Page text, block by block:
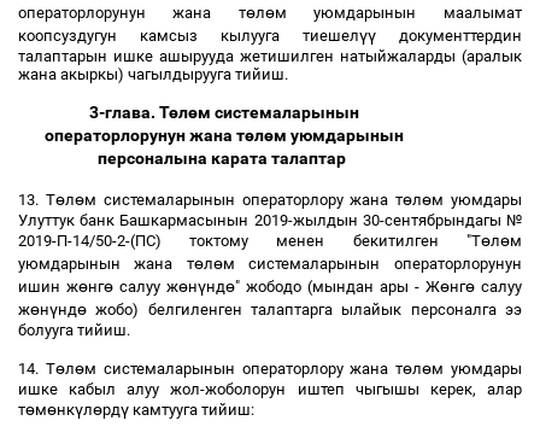
операторлорунун жана төлөм уюмдарынын маалымат
коопсуздугун камсыз кылууга тиешелүү документтердин
талаптарын ишке ашырууда жетишилген натыйжаларды (аралык
жана акыркы) чагылдырууга тийиш.
3-глава. Төлөм системаларынын
операторлорунун жана төлөм уюмдарынын
персоналына карата талаптар
13. Төлөм системаларынын операторлору жана төлөм уюмдары
Улуттук банк Башкармасынын 2019-жылдын 30-сентябрындагы №
2019-П-14/50-2-(ПС) токтому менен бекитилген "Төлөм
уюмдарынын жана төлөм системаларынын операторлорунун
ишин жөнгө салуу жөнүндө" жободо (мындан ары - Жөнгө салуу
жөнүндө жобо) белгиленген талаптарга ылайык персоналга ээ
болууга тийиш.
14. Төлөм системаларынын операторлору жана төлөм уюмдары
ишке кабыл алуу жол-жоболорун иштеп чыгышы керек, алар
төмөнкүлөрдү камтууга тийиш: